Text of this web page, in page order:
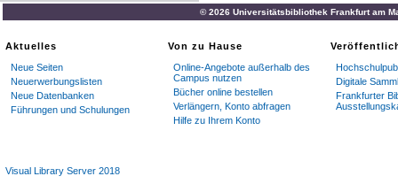
© 2026 Universitätsbibliothek Frankfurt am
Aktuelles
Neue Seiten
Neuerwerbungslisten
Neue Datenbanken
Führungen und Schulungen
Von zu Hause
Online-Angebote außerhalb des
Campus nutzen
Bücher online bestellen
Verlängern, Konto abfragen
Hilfe zu Ihrem Konto
Digitale
Frankfurter
Visual Library Server 2018